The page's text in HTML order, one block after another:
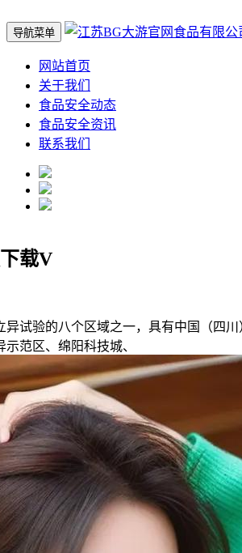
导航菜单
网站首页
关于我们
食品安全动态
食品安全资讯
联系我们
载V
验的八个区域之一，具有中国（四川
示范区、绵阳科技城、